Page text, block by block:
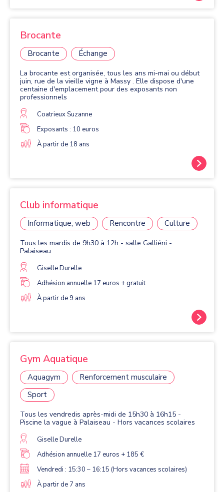
Brocante
Brocante Échange
La brocante est organisée, tous les ans mi-mai ou début
juin, rue de la vieille vigne à Massy . Elle dispose d'une
centaine d'emplacement pour des exposants non
professionnels
Coatrieux Suzanne
Exposants : 10 euros
À partir de 18 ans
Club informatique
Informatique, web Rencontre Culture
Tous les mardis de 9h30 à 12h - salle Galliéni -
Palaiseau
Giselle Durelle
Adhésion annuelle 17 euros + gratuit
À partir de 9 ans
Gym Aquatique
Aquagym
Renforcement musculaire
Sport
Tous les vendredis après-midi de 15h30 à 16h15 -
Piscine la vague à Palaiseau - Hors vacances scolaires
Giselle Durelle
Adhésion annuelle 17 euros + 185 €
Vendredi : 15:30 – 16:15 (Hors vacances scolaires)
À partir de 7 ans